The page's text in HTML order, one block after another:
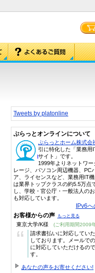
Tweets by platonline
ぷらっとオンラインについて
ぷらっとホーム株式会
引に特化した「業務用
サイト」です。
1999年よりネットワ
レージ、パソコン周辺機器、PC
ア、ライセンスなど、業務用IT
は業界トップクラスの約5.5万点
し、学校・官公庁・一般法人の
も対応しています。
IPv6
お客様からの声 もっと見る
東京大学/K様 (ご利用期間2009
“
請求書払いに対応してい
しております。メールで
に対応していただけるの
す。
あなたの声をお寄せください!